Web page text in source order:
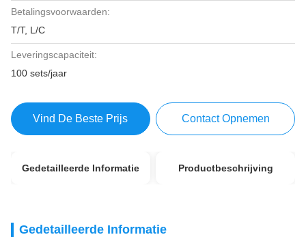
Betalingsvoorwaarden:
T/T, L/C
Leveringscapaciteit:
100 sets/jaar
Vind De Beste Prijs Contact Opnemen
Gedetailleerde Informatie Productbeschrijving
Gedetailleerde Informatie